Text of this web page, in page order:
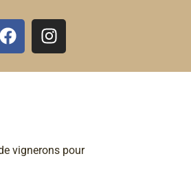
vignerons pour